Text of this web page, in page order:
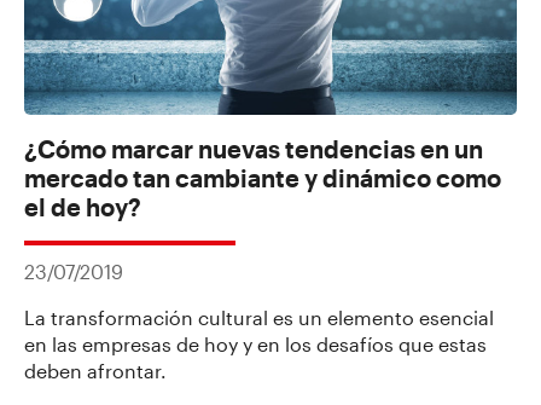
¿Cómo marcar nuevas tendencias en un
mercado tan cambiante y dinámico como
el de hoy?
23/07/2019
La transformación cultural es un elemento esencial
en las empresas de hoy y en los desafíos que estas
deben afrontar.